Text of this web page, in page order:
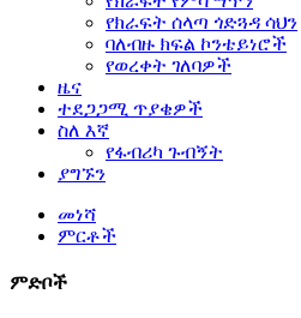
የክራፍት ሰላጣ ጎድጓዳ ሳህን
ባለብዙ ክፍል ኮንቴይነሮች
የወረቀት ገለባዎች
ዜና
ተደጋጋሚ ጥያቄዎች
ስለ እኛ
የፋብሪካ ጉብኝት
ያግኙን
መነሻ
ምርቶች
ምድቦች